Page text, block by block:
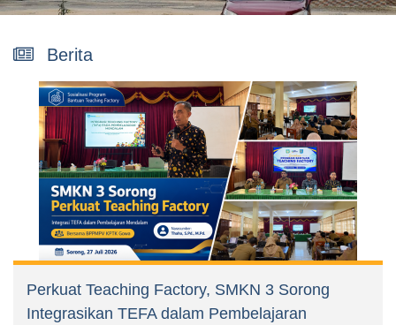
Berita
Perkuat Teaching Factory, SMKN 3 Sorong
Integrasikan TEFA dalam Pembelajaran